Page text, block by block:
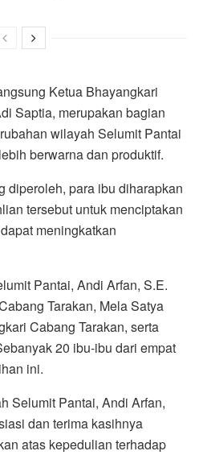
Ketua Bhayangkari
Saptia, merupakan bagian
wilayah Selumit Pantai
berwarna dan produktif.
diperoleh, para ibu diharapkan
tersebut untuk menciptakan
meningkatkan
Pantai, Andi Arfan, S.E.
Tarakan, Mela Satya
Cabang Tarakan, serta
20 ibu-ibu dari empat
ini.
Selumit Pantai, Andi Arfan,
dan terima kasihnya
atas kepedulian terhadap